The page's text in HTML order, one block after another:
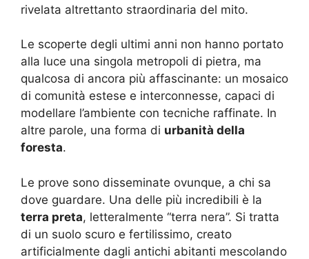
rivelata altrettanto straordinaria del mito.
Le scoperte degli ultimi anni non hanno portato
alla luce una singola metropoli di pietra, ma
qualcosa di ancora più affascinante: un mosaico
di comunità estese e interconnesse, capaci di
modellare l’ambiente con tecniche raffinate. In
altre parole, una forma di urbanità della
foresta.
Le prove sono disseminate ovunque, a chi sa
dove guardare. Una delle più incredibili è la
terra preta, letteralmente “terra nera”. Si tratta
di un suolo scuro e fertilissimo, creato
artificialmente dagli antichi abitanti mescolando